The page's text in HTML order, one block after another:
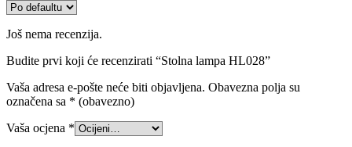
Još nema recenzija.
Budite prvi koji će recenzirati “Stolna lampa HL028”
Vaša adresa e-pošte neće biti objavljena. Obavezna polja su
označena sa * (obavezno)
Vaša ocjena *